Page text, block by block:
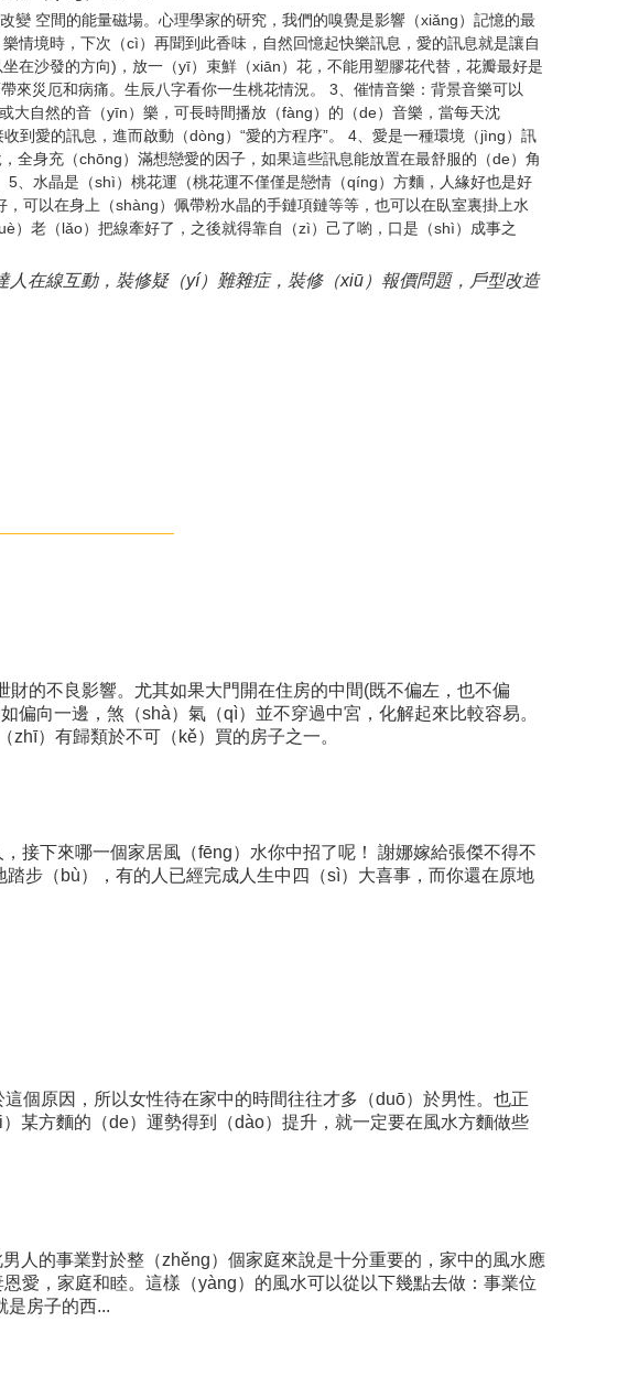
變 空間的能量磁場。心理學家的研究，我們的嗅覺是影響（xiǎng）記憶的最
情境時，下次（cì）再聞到此香味，自然回憶起快樂訊息，愛的訊息就是讓自
在沙發的方向)，放一（yī）束鮮（xiān）花，不能用塑膠花代替，花瓣最好是
災厄和病痛。生辰八字看你一生桃花情況。 3、催情音樂：背景音樂可以
大自然的音（yīn）樂，可長時間播放（fàng）的（de）音樂，當每天沈
到愛的訊息，進而啟動（dòng）“愛的方程序”。 4、愛是一種環境（jìng）訊
全身充（chōng）滿想戀愛的因子，如果這些訊息能放置在最舒服的（de）角
、水晶是（shì）桃花運（桃花運不僅僅是戀情（qíng）方麵，人緣好也是好
可以在身上（shàng）佩帶粉水晶的手鏈項鏈等等，也可以在臥室裏掛上水
）老（lǎo）把線牽好了，之後就得靠自（zì）己了喲，口是（shì）成事之
在線互動，裝修疑（yí）難雜症，裝修（xiū）報價問題，戶型改造
的不良影響。尤其如果大門開在住房的中間(既不偏左，也不偏
偏向一邊，煞（shà）氣（qì）並不穿過中宮，化解起來比較容易。
）有歸類於不可（kě）買的房子之一。
接下來哪一個家居風（fēng）水你中招了呢！ 謝娜嫁給張傑不得不
步（bù），有的人已經完成人生中四（sì）大喜事，而你還在原地
個原因，所以女性待在家中的時間往往才多（duō）於男性。也正
某方麵的（de）運勢得到（dào）提升，就一定要在風水方麵做些
人的事業對於整（zhěng）個家庭來說是十分重要的，家中的風水應
愛，家庭和睦。這樣（yàng）的風水可以從以下幾點去做：事業位
房子的西...